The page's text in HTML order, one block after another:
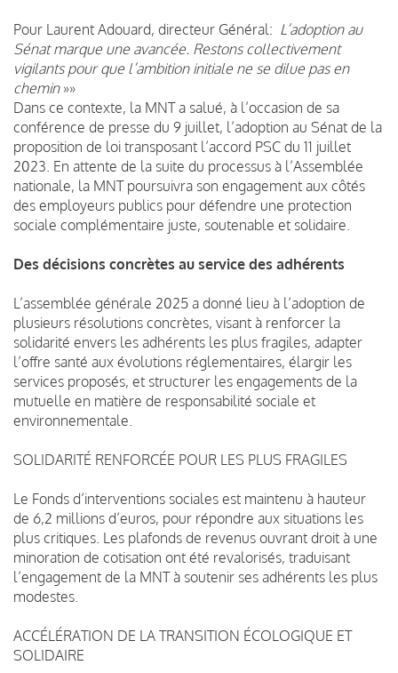
Pour Laurent Adouard, directeur Général: L’adoption au
Sénat marque une avancée. Restons collectivement
vigilants pour que l’ambition initiale ne se dilue pas en
chemin»»
Dans ce contexte, la MNT a salué, à l’occasion de sa
conférence de presse du 9 juillet, l’adoption au Sénat de la
proposition de loi transposant l’accord PSC du 11 juillet
2023. En attente de la suite du processus à l’Assemblée
nationale, la MNT poursuivra son engagement aux côtés
des employeurs publics pour défendre une protection
sociale complémentaire juste, soutenable et solidaire.
Des décisions concrètes au service des adhérents
L’assemblée générale 2025 a donné lieu à l’adoption de
plusieurs résolutions concrètes, visant à renforcer la
solidarité envers les adhérents les plus fragiles, adapter
l’offre santé aux évolutions réglementaires, élargir les
services proposés, et structurer les engagements de la
mutuelle en matière de responsabilité sociale et
environnementale.
SOLIDARITÉ RENFORCÉE POUR LES PLUS FRAGILES
Le Fonds d’interventions sociales est maintenu à hauteur
de 6,2 millions d’euros, pour répondre aux situations les
plus critiques. Les plafonds de revenus ouvrant droit à une
minoration de cotisation ont été revalorisés, traduisant
l’engagement de la MNT à soutenir ses adhérents les plus
modestes.
ACCÉLÉRATION DE LA TRANSITION ÉCOLOGIQUE ET
SOLIDAIRE